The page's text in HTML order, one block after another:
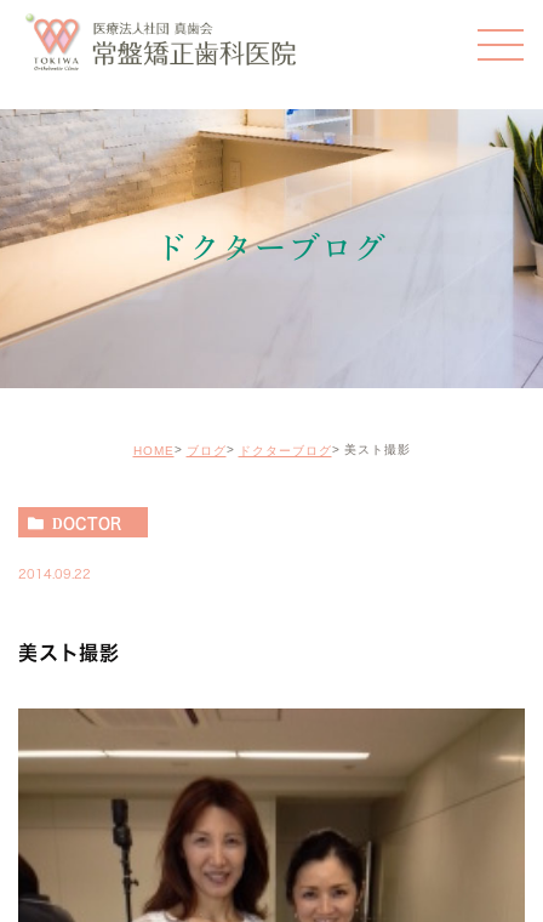
ドクターブログ
HOME ブログ ドクターブログ 美スト撮影
DOCTOR
2014.09.22
美スト撮影